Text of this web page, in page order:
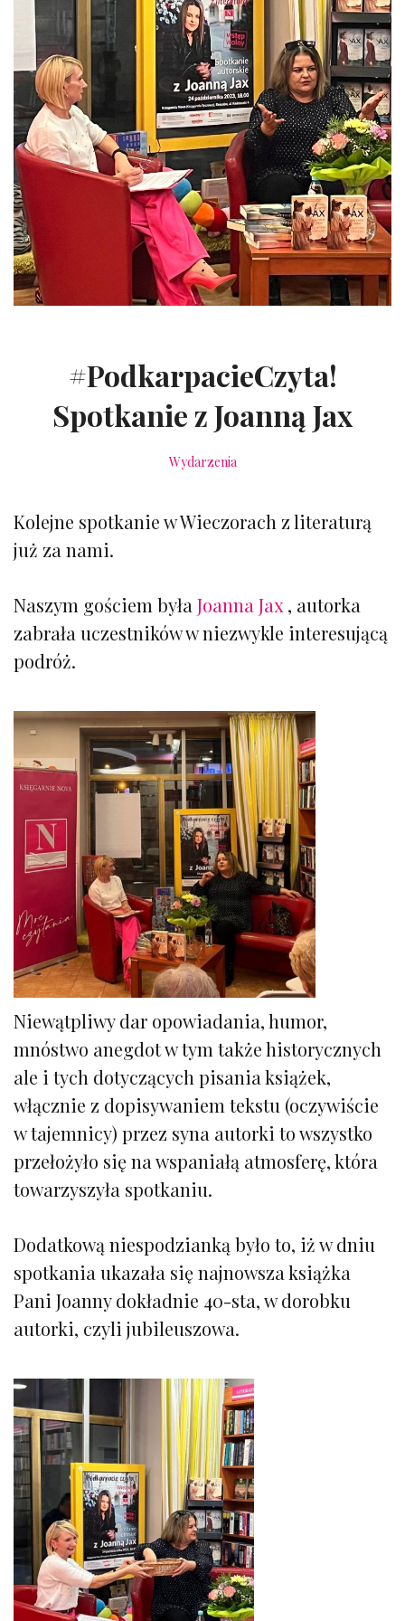
#PodkarpacieCzyta!
Spotkanie z Joanną Jax
Wydarzenia
Kolejne spotkanie w Wieczorach z literaturą
już za nami.
Naszym gościem była Joanna Jax , autorka
zabrała uczestników w niezwykle interesującą
podróż.
Niewątpliwy dar opowiadania, humor,
mnóstwo anegdot w tym także historycznych
ale i tych dotyczących pisania książek,
włącznie z dopisywaniem tekstu (oczywiście
w tajemnicy) przez syna autorki to wszystko
przełożyło się na wspaniałą atmosferę, która
towarzyszyła spotkaniu.
Dodatkową niespodzianką było to, iż w dniu
spotkania ukazała się najnowsza książka
Pani Joanny dokładnie 40-sta, w dorobku
autorki, czyli jubileuszowa.